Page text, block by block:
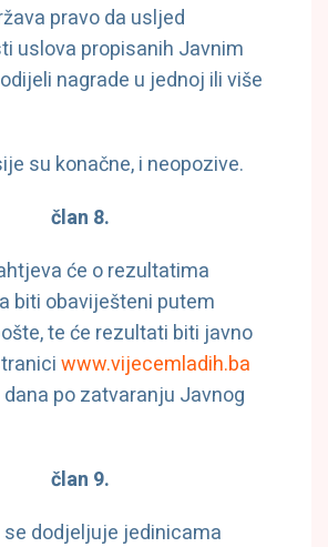
pravo da usljed
uslova propisanih Javnim
nagrade u jednoj ili više
su konačne, i neopozive.
član 8.
će o rezultatima
biti obaviješteni putem
te će rezultati biti javno
www.vijecemladih.ba
po zatvaranju Javnog
član 9.
dodjeljuje jedinicama